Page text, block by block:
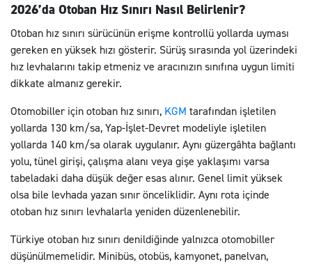
2026’da Otoban Hız Sınırı Nasıl Belirlenir?
Otoban hız sınırı sürücünün erişme kontrollü yollarda uyması
gereken en yüksek hızı gösterir. Sürüş sırasında yol üzerindeki
hız levhalarını takip etmeniz ve aracınızın sınıfına uygun limiti
dikkate almanız gerekir.
Otomobiller için otoban hız sınırı, KGM tarafından işletilen
yollarda 130 km/sa, Yap-İşlet-Devret modeliyle işletilen
yollarda 140 km/sa olarak uygulanır. Aynı güzergâhta bağlantı
yolu, tünel girişi, çalışma alanı veya gişe yaklaşımı varsa
tabeladaki daha düşük değer esas alınır. Genel limit yüksek
olsa bile levhada yazan sınır önceliklidir. Aynı rota içinde
otoban hız sınırı levhalarla yeniden düzenlenebilir.
Türkiye otoban hız sınırı denildiğinde yalnızca otomobiller
düşünülmemelidir. Minibüs, otobüs, kamyonet, panelvan,